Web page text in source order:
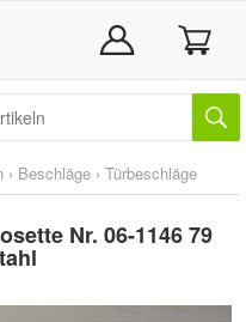
› Beschläge › Türbeschläge
Nr. 06-1146 79